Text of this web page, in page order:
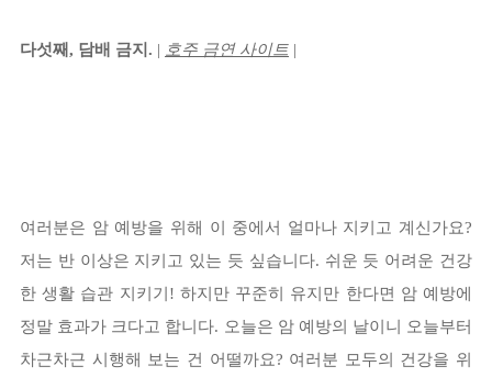
다섯째, 담배 금지. | 호주 금연 사이트 |
여러분은 암 예방을 위해 이 중에서 얼마나 지키고 계신가요?
저는 반 이상은 지키고 있는 듯 싶습니다. 쉬운 듯 어려운 건강
한 생활 습관 지키기! 하지만 꾸준히 유지만 한다면 암 예방에
정말 효과가 크다고 합니다. 오늘은 암 예방의 날이니 오늘부터
차근차근 시행해 보는 건 어떨까요? 여러분 모두의 건강을 위